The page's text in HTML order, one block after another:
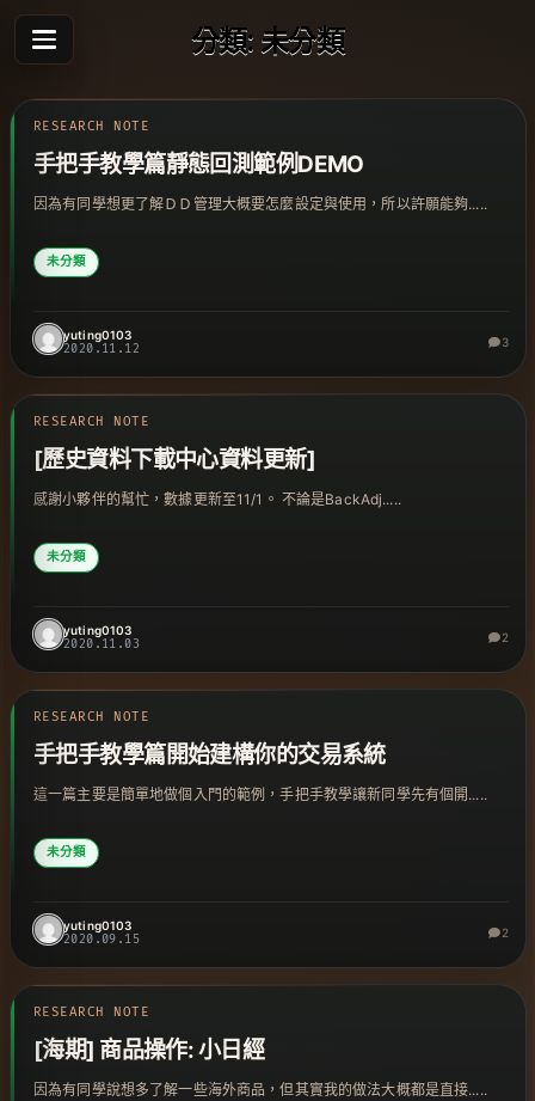
Skip
content
分類:未分類
RESEARCH NOTE
手把手教學篇靜態回測範例DEMO
因為有同學想更了解ＤＤ管理大概要怎麼設定與使用，所以許願能夠.....
未分類
yuting0103
2020.11.12
3
RESEARCH NOTE
[歷史資料下載中心資料更新]
感謝小夥伴的幫忙，數據更新至11/1。 不論是BackAdj.....
未分類
yuting0103
2020.11.03
2
RESEARCH NOTE
手把手教學篇開始建構你的交易系統
這一篇主要是簡單地做個入門的範例，手把手教學讓新同學先有個開.....
未分類
yuting0103
2020.09.15
2
RESEARCH NOTE
[海期] 商品操作: 小日經
因為有同學說想多了解一些海外商品，但其實我的做法大概都是直接.....